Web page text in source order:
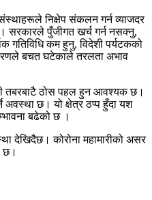
निक्षेप संकलन गर्न व्याजदर
सरकारले पुँजीगत खर्च गर्न नसक्नु,
गतिविधि कम हुनु, विदेशी पर्यटकको
बचत घटेकाले तरलता अभाव
तबरबाटै ठोस पहल हुन आवश्यक छ।
अवस्था छ। यो क्षेत्र ठप्प हुँदा यश
बढेको छ ।
देखिदैछ। कोरोना महामारीको असर
छ।